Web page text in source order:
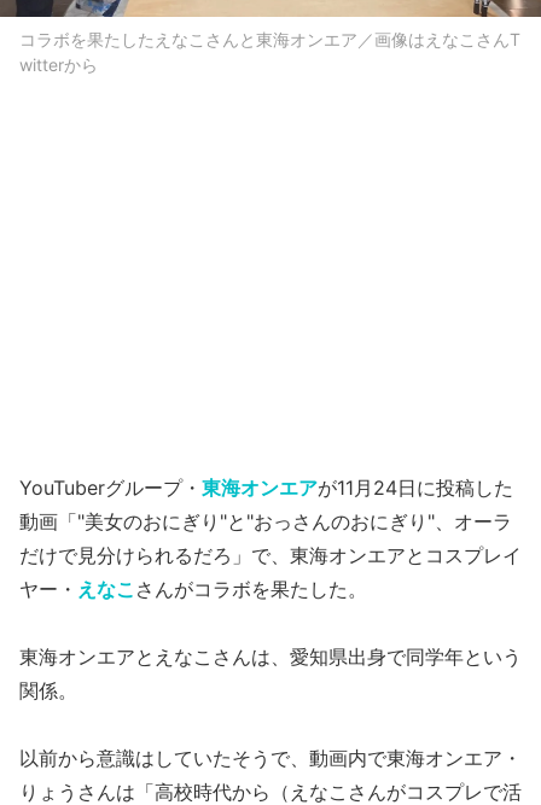
コラボを果たしたえなこさんと東海オンエア／画像はえなこさんT
witterから
YouTuberグループ・ 東海オンエアが11月24日に投稿した
動画「"美女のおにぎり"と"おっさんのおにぎり"、オーラ
だけで見分けられるだろ」で、東海オンエアとコスプレイ
ヤー・ えなこ さんがコラボを果たした。
東海オンエアとえなこさんは、愛知県出身で同学年という
関係。
以前から意識はしていたそうで、動画内で東海オンエア・
りょうさんは「高校時代から（えなこさんがコスプレで活